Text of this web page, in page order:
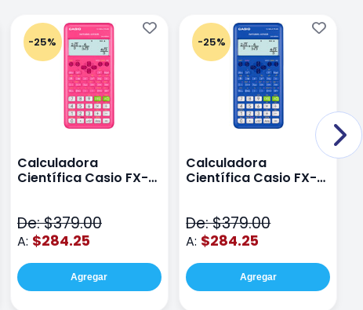
-25%
Calculadora
Científica Casio FX-
De: $379.00
A: $284.25
Agregar
-25%
Calculadora
Científica Casio FX-
De: $379.00
A: $284.25
Agregar